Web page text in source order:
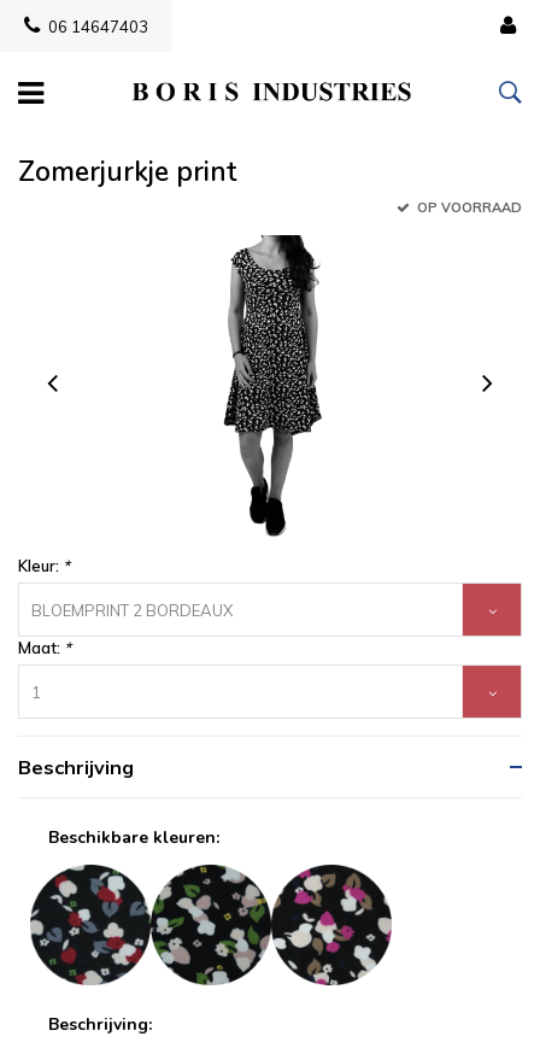
06 14647403
Zomerjurkje print
OP VOORRAAD
Kleur: *
BLOEMPRINT 2 BORDEAUX
Maat: *
1
Beschrijving
Beschikbare kleuren:
Beschrijving: